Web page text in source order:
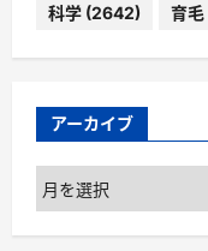
科学 (2642) 育毛
アーカイブ
ア
ー
カ